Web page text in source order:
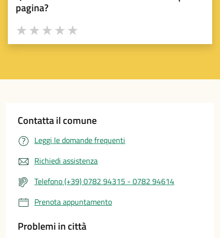
pagina?
Valuta 5 stelle su 5
Valuta 4 stelle su 5
Valuta 3 stelle su 5
Valuta 2 stelle su 5
Valuta 1 stelle su 5
Contatta il comune
Leggi le domande frequenti
Richiedi assistenza
Telefono (+39) 0782 94315 - 0782 94614
Prenota appuntamento
Problemi in città